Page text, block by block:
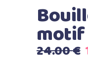
motif
24.00€